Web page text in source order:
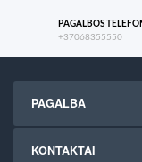
PAGALBOS
+37068355550
PAGALBA
KONTAKTAI